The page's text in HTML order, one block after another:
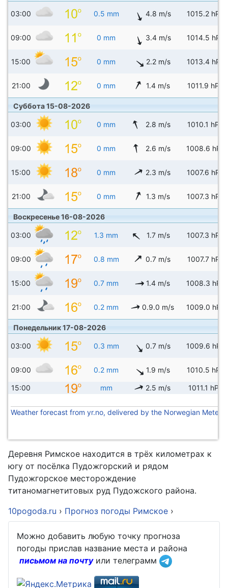
03:00 0.5 mm 4.8 m/s 1015.2 hPa
09:00 0 mm 3.4 m/s 1014.5 hPa
15:00 0 mm 2.2 m/s 1013.4 hPa
21:00 0 mm 1.4 m/s 1011.9 hPa
Суббота 15-08-2026
03:00 0 mm 2.8 m/s 1010.1 hPa
09:00 0 mm 2.6 m/s 1008.6 hPa
15:00 0 mm 2.3 m/s 1007.6 hPa
21:00 0 mm 1.3 m/s 1007.3 hPa
Воскресенье 16-08-2026
03:00 1.3 mm 1.7 m/s 1007.3 hPa
09:00 0.8 mm 0.7 m/s 1007.7 hPa
15:00 0.7 mm 1.4 m/s 1008.3 hPa
21:00 0.2 mm 0.9.0 m/s 1009.0 hPa
Понедельник 17-08-2026
03:00 0.3 mm 0.7 m/s 1009.6 hPa
09:00 0.2 mm 1.9 m/s 1010.5 hPa
15:00 mm 2.5 m/s 1011.1 hPa
Weather forecast from yr.no, delivered by the Norwegian
Деревня Римское находится в трёх километрах к
югу от посёлка Пудожгорский и рядом
Пудожгорское месторождение
титаномагнетитовых руд Пудожского района.
10pogoda.ru › Прогноз погоды Римское ›
Можно добавить любую точку прогноза
погоды прислав название места и района
письмом на почтуили телеграмм